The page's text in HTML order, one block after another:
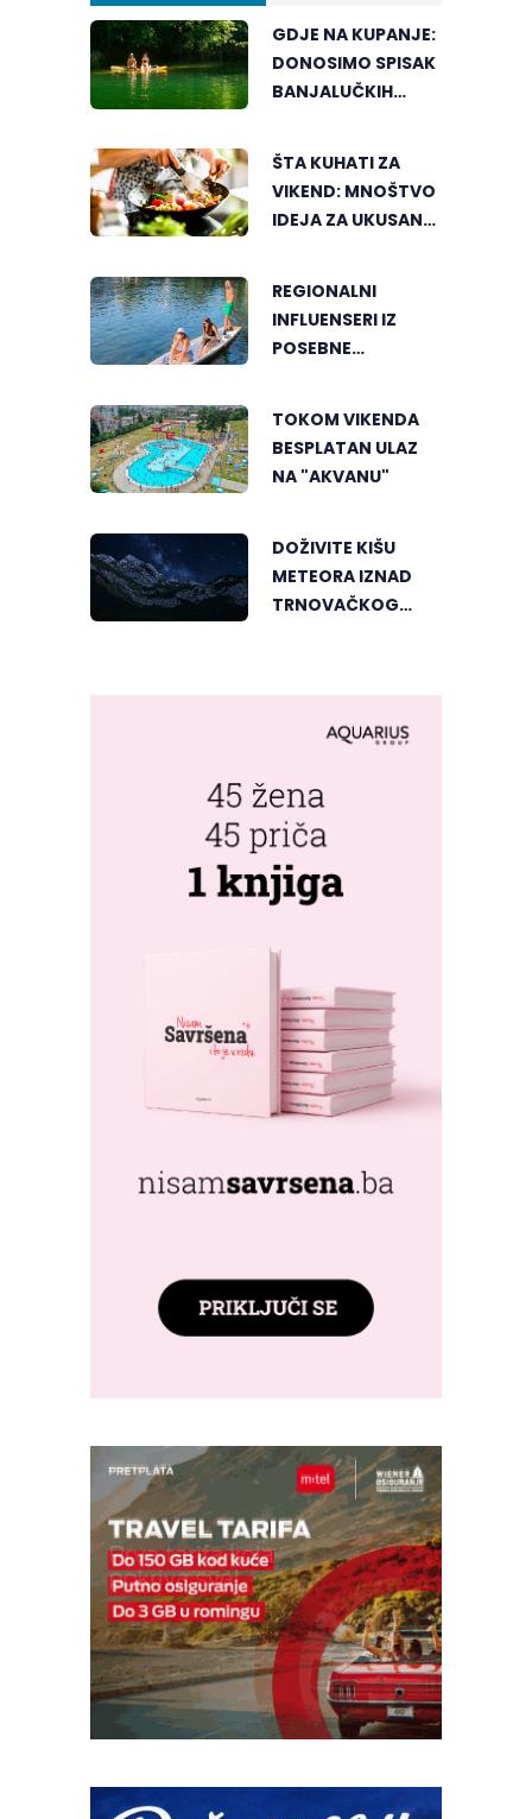
GDJE NA KUPANJE:
DONOSIMO SPISAK
BANJALUČKIH
OSVJEŽENJE
TEKOM LJETNIH
VRUĆINA
ŠTA KUHATI ZA
VIKEND: MNOŠTVO
IDEJA ZA UKUSAN
REGIONALNI
INFLUENSERI IZ
POSEBNE
BANJALUKU
TOKOM VIKENDA
BESPLATAN ULAZ
NA "AKVANU"
DOŽIVITE KIŠU
METEORA IZNAD
TRNOVAČKOG